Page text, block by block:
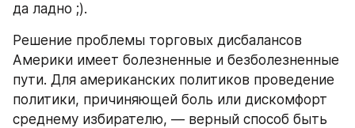
да ладно ;).
Решение проблемы торговых дисбалансов
Америки имеет болезненные и безболезненные
пути. Для американских политиков проведение
политики, причиняющей боль или дискомфорт
среднему избирателю, — верный способ быть